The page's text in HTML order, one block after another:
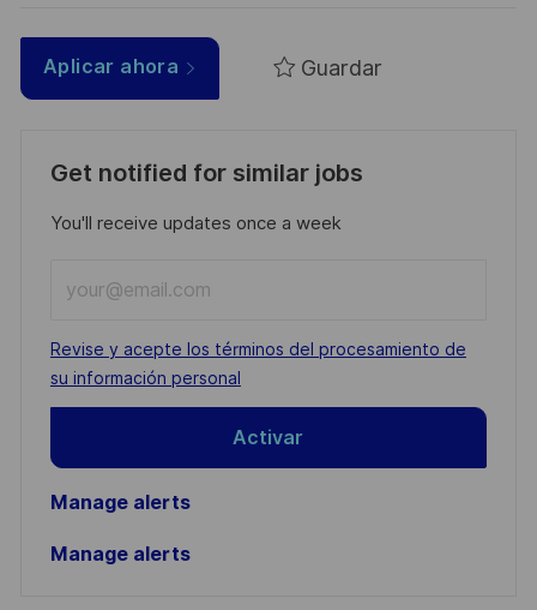
Aplicar ahora Guardar
Get notified for similar jobs
You'll receive updates once a week
Email
address
(Required)
Required
Revise y acepte los términos del procesamiento de
su información personal
Activar
Manage alerts
Manage alerts